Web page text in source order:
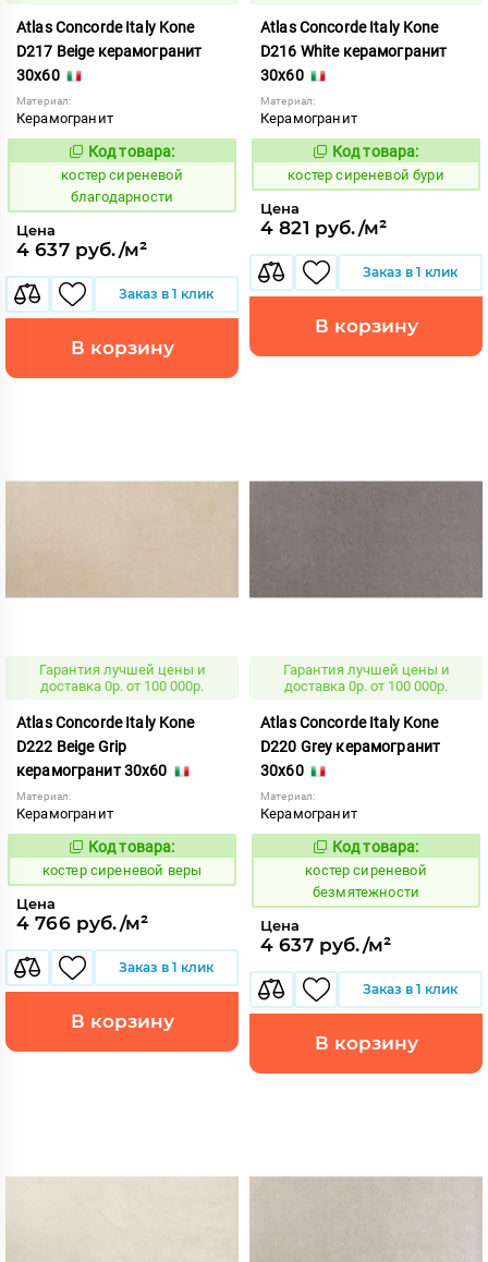
Atlas Concorde Italy Kone
D217 Beige керамогранит
30x60
Материал:
Керамогранит
807628
Код товара:
костер сиреневой
благодарности
Цена
4 637 руб./м²
Заказ в 1 клик
В корзину
Atlas Concorde Italy Kone
D216 White керамогранит
30x60
Материал:
Керамогранит
807630
Код товара:
костер сиреневой бури
Цена
4 821 руб./м²
Заказ в 1 клик
В корзину
Гарантия лучшей цены и
доставка 0р. от 100 000р.
Atlas Concorde Italy Kone
D222 Beige Grip
керамогранит 30x60
Материал:
Керамогранит
807633
Код товара:
костер сиреневой веры
Цена
4 766 руб./м²
Заказ в 1 клик
В корзину
Гарантия лучшей цены и
доставка 0р. от 100 000р.
Atlas Concorde Italy Kone
D220 Grey керамогранит
30x60
Материал:
Керамогранит
807629
Код товара:
костер сиреневой
безмятежности
Цена
4 637 руб./м²
Заказ в 1 клик
В корзину